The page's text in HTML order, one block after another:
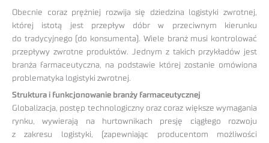
Obecnie coraz prężniej rozwija się dziedzina logistyki zwrotnej,
której istotą jest przepływ dóbr w przeciwnym kierunku
do tradycyjnego (do konsumenta). Wiele branż musi kontrolować
przepływy zwrotne produktów. Jednym z takich przykładów jest
branża farmaceutyczna, na podstawie której zostanie omówiona
problematyka logistyki zwrotnej.
Struktura i funkcjonowanie branży farmaceutycznej
Globalizacja, postęp technologiczny oraz coraz większe wymagania
rynku, wywierają na hurtownikach presję ciągłego rozwoju
z zakresu logistyki, (zapewniając producentom możliwości